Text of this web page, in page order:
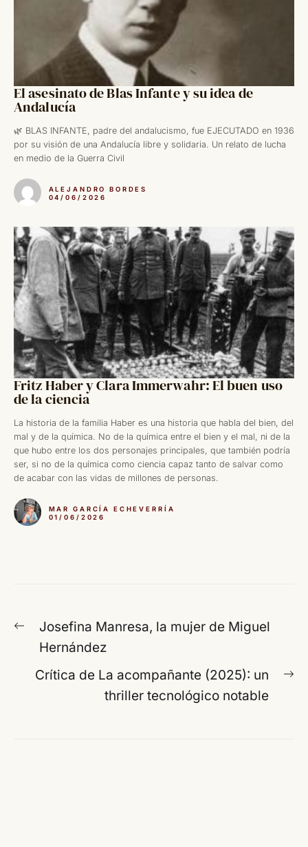
El asesinato de Blas Infante y su idea de
Andalucía
🌿 BLAS INFANTE, padre del andalucismo, fue EJECUTADO en 1936
por su visión de una Andalucía libre y solidaria. Un relato de lucha
en medio de la Guerra Civil
ALEJANDRO BORDES
04/06/2026
Fritz Haber y Clara Immerwahr: El buen uso
de la ciencia
La historia de la familia Haber es una historia que habla del bien, del
mal y de la química. No de la química entre el bien y el mal, ni de la
que hubo entre los dos personajes principales, que también podría
ser, si no de la química como ciencia capaz tanto de salvar como
de acabar con las vidas de millones de personas.
MAR GARCÍA ECHEVERRÍA
01/06/2026
Navegación
entradas
Entrada
anterior:
Josefina Manresa, la mujer de Miguel
Hernández
Crítica de La acompañante (2025): un
thriller tecnológico notable